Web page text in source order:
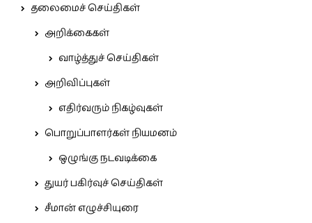
தலைமைச் செய்திகள்
அறிக்கைகள்
வாழ்த்துச் செய்திகள்
அறிவிப்புகள்
எதிர்வரும் நிகழ்வுகள்
பொறுப்பாளர்கள் நியமனம்
ஒழுங்கு நடவடிக்கை
துயர் பகிர்வுச் செய்திகள்
சீமான் எழுச்சியுரை